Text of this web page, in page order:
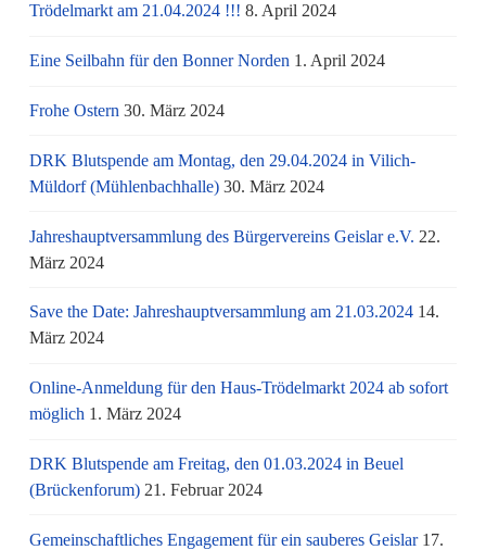
Trödelmarkt am 21.04.2024 !!! 8. April 2024
Eine Seilbahn für den Bonner Norden 1. April 2024
Frohe Ostern 30. März 2024
DRK Blutspende am Montag, den 29.04.2024 in Vilich-
Müldorf (Mühlenbachhalle) 30. März 2024
Jahreshauptversammlung des Bürgervereins Geislar e.V. 22.
März 2024
Save the Date: Jahreshauptversammlung am 21.03.2024 14.
März 2024
Online-Anmeldung für den Haus-Trödelmarkt 2024 ab sofort
möglich 1. März 2024
DRK Blutspende am Freitag, den 01.03.2024 in Beuel
(Brückenforum) 21. Februar 2024
Gemeinschaftliches Engagement für ein sauberes Geislar 17.